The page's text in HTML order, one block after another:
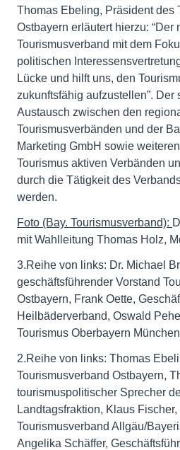
Thomas Ebeling, Präsident des
Ostbayern erläutert hierzu: “Der
Tourismusverband mit dem
politischen
Lücke und hilft uns, den
zukunftsfähig aufzustellen”. Der
Austausch zwischen den
Tourismusverbänden und der
Marketing GmbH sowie
Tourismus aktiven Verbänden
durch die Tätigkeit des
werden.
Foto (Bay. Tourismusverband):
mit Wahlleitung Thomas Holz,
3.Reihe von links: Dr. Michael
geschäftsführender Vorstand
Ostbayern, Frank Oette,
Heilbäderverband, Oswald
Tourismus Oberbayern
2.Reihe von links: Thomas
Tourismusverband Ostbayern,
tourismuspolitischer Sprecher
Landtagsfraktion, Klaus
Tourismusverband Allgäu/
Angelika Schäffer,